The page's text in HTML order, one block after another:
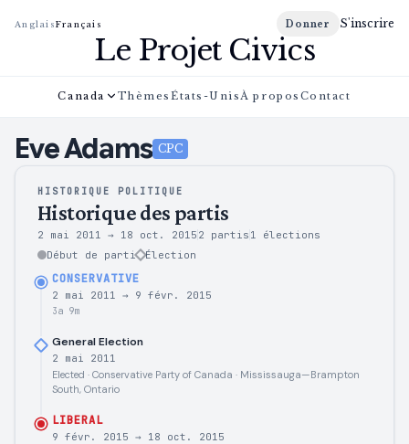
AnglaisFrançais Donner S'inscrire
Le Projet Civics
Canada Thèmes États-Unis À propos Contact
EveAdams CPC
HISTORIQUE POLITIQUE
Historique des partis
2 mai 2011 → 18 oct. 2015 2 partis 1
élections
Début de parti
Élection
CONSERVATIVE
2 mai 2011 → 9 févr. 2015
3a 9m
General Election
2 mai 2011
Elected · Conservative Party of Canada · Mississauga—Brampton
South, Ontario
LIBERAL
9 févr. 2015 → 18 oct. 2015